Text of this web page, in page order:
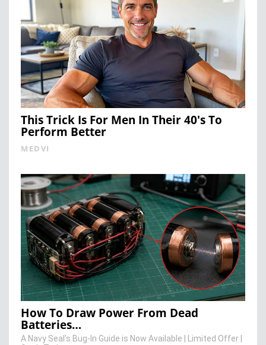
This Trick Is For Men In Their 40's To
Perform Better
MEDVI
How To Draw Power From Dead
Batteries…
A Navy Seal’s Bug-In Guide is Now Available | Limited Offer |